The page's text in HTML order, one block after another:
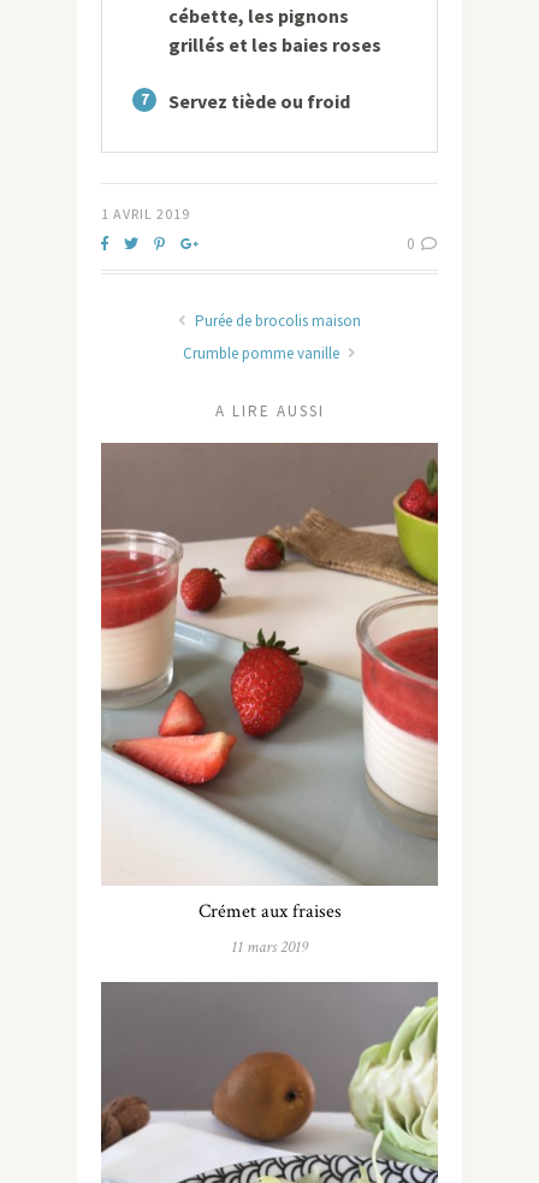
cébette, les pignons
grillés et les baies roses
7 Servez tiède ou froid
1 AVRIL 2019
0
Purée de brocolis maison
Crumble pomme vanille
A LIRE AUSSI
Crémet aux fraises
11 mars 2019